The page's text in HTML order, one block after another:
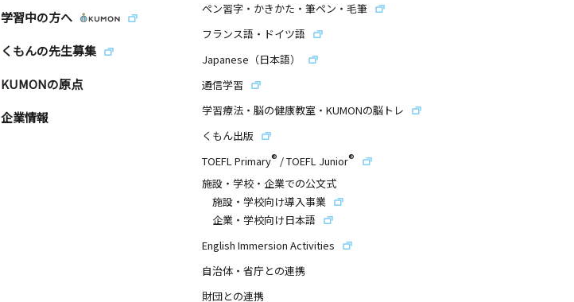
学習中の方へ
くもんの先生募集
KUMONの原点
企業情報
ペン習字・かきかた・筆ペン・毛筆
フランス語・ドイツ語
Japanese（日本語）
通信学習
学習療法・脳の健康教室・KUMONの脳トレ
くもん出版
TOEFL Primary® /TOEFL Junior®
施設・学校・企業での公文式
施設・学校向け導入事業
企業・学校向け日本語
English Immersion Activities
自治体・省庁との連携
財団との連携